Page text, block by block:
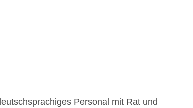
Personal mit Rat und